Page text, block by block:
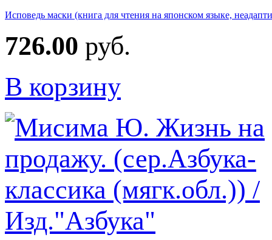
Исповедь маски (книга для чтения на японском языке,
726.00 руб.
В корзину